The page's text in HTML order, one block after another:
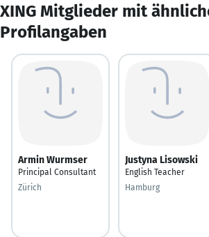
XING Mitglieder mit
Profilangaben
Armin Wurmser
Principal Consultant
Zürich
Justyna Lisowski
English Teacher
Hamburg